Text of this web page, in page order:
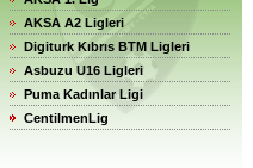
AKSA A2 Ligleri
Digiturk Kıbrıs BTM Ligleri
Asbuzu U16 Ligleri
Puma Kadınlar Ligi
CentilmenLig